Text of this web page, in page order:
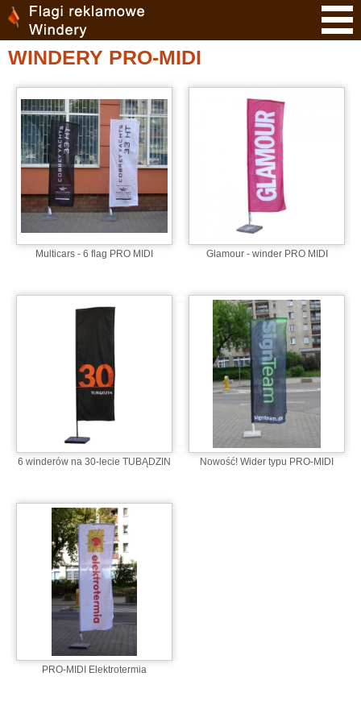
WINDERY PRO-MIDI
Multicars - 6 flag PRO MIDI Glamour - winder PRO MIDI
6 winderów na 30-lecie TUBĄDZIN Nowość! Wider typu PRO-MIDI
PRO-MIDI Elektrotermia